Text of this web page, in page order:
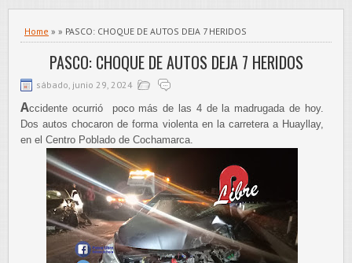
Home » » PASCO: CHOQUE DE AUTOS DEJA 7 HERIDOS
PASCO: CHOQUE DE AUTOS DEJA 7 HERIDOS
sábado, junio 29, 2024
Accidente ocurrió poco más de las 4 de la madrugada de hoy.
Dos autos chocaron de forma violenta en la carretera a Huayllay,
en el Centro Poblado de Cochamarca.